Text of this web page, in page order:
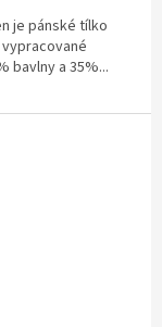
je pánské tílko
bavlny a 35%...